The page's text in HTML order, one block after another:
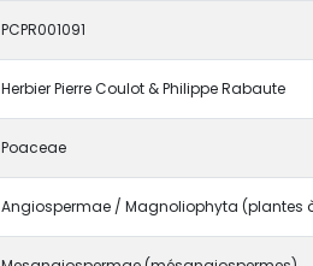
PCPR001091
Herbier Pierre Coulot & Philippe Rabaute
Poaceae
Angiospermae / Magnoliophyta (plantes